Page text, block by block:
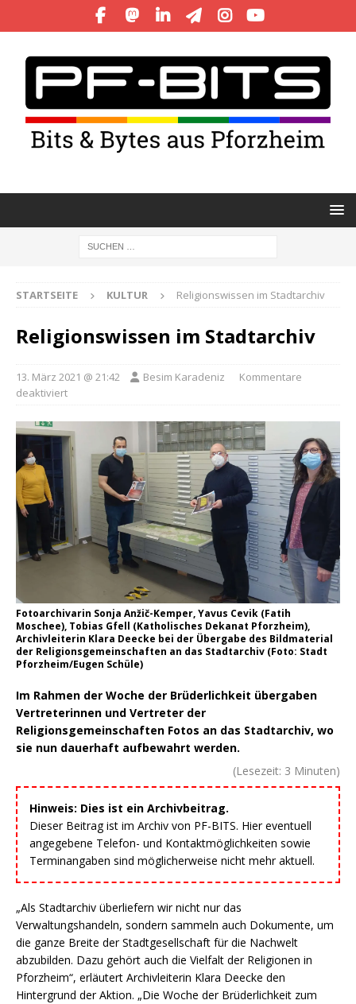
STARTSEITE KULTUR Religionswissen im Stadtarchiv
Religionswissen im Stadtarchiv
13. März 2021 @ 21:42 Besim Karadeniz
Kommentare
deaktiviert
Fotoarchivarin Sonja Anžič-Kemper, Yavus Cevik (Fatih
Moschee), Tobias Gfell (Katholisches Dekanat Pforzheim),
Archivleiterin Klara Deecke bei der Übergabe des Bildmaterial
der Religionsgemeinschaften an das Stadtarchiv (Foto: Stadt
Pforzheim/Eugen Schüle)
Im Rahmen der Woche der Brüderlichkeit übergaben
Vertreterinnen und Vertreter der
Religionsgemeinschaften Fotos an das Stadtarchiv, wo
sie nun dauerhaft aufbewahrt werden.
(Lesezeit: 3 Minuten)
Hinweis: Dies ist ein Archivbeitrag.
Dieser Beitrag ist im Archiv von PF-BITS. Hier eventuell
angegebene Telefon- und Kontaktmöglichkeiten sowie
Terminangaben sind möglicherweise nicht mehr aktuell.
„Als Stadtarchiv überliefern wir nicht nur das
Verwaltungshandeln, sondern sammeln auch Dokumente, um
die ganze Breite der Stadtgesellschaft für die Nachwelt
abzubilden. Dazu gehört auch die Vielfalt der Religionen in
Pforzheim“, erläutert Archivleiterin Klara Deecke den
Hintergrund der Aktion. „Die Woche der Brüderlichkeit zum